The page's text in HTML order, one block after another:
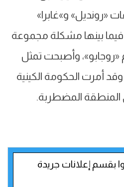
«رونديل» و»غابرا»
فيما بينها مشكلة مجموعة
وأصبحت تمثل
أمرت الحكومة الكينية
المضطربة.
بقسم إعلانات جريدة